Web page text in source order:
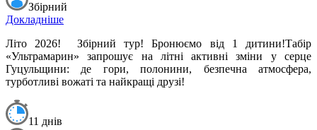
Збірний
Докладніше
Літо 2026! Збірний тур! Бронюємо від 1 дитини!Табір
«Ультрамарин» запрошує на літні активні зміни у серце
Гуцульщини: де гори, полонини, безпечна атмосфера,
турботливі вожаті та найкращі друзі!
11 днів